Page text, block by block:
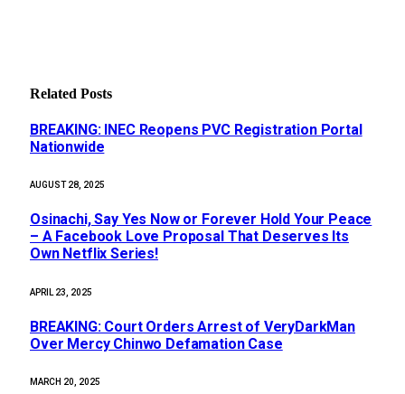
Related Posts
BREAKING: INEC Reopens PVC Registration Portal
Nationwide
AUGUST 28, 2025
Osinachi, Say Yes Now or Forever Hold Your Peace
– A Facebook Love Proposal That Deserves Its
Own Netflix Series!
APRIL 23, 2025
BREAKING: Court Orders Arrest of VeryDarkMan
Over Mercy Chinwo Defamation Case
MARCH 20, 2025